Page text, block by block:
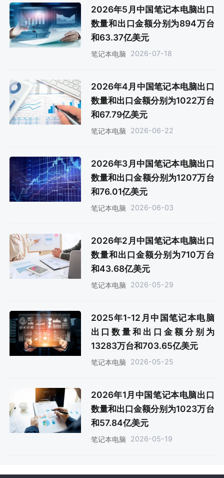
2026年5月中国笔记本电脑出口
数量和出口金额分别为894万台
和63.37亿美元
笔记本电脑 2026-07-18
2026年4月中国笔记本电脑出口
数量和出口金额分别为1022万台
和67.79亿美元
笔记本电脑 2026-06-22
2026年3月中国笔记本电脑出口
数量和出口金额分别为1207万台
和76.01亿美元
笔记本电脑 2026-06-03
2026年2月中国笔记本电脑出口
数量和出口金额分别为710万台
和43.68亿美元
笔记本电脑 2026-05-29
2025年1-12月中国笔记本电脑
出口数量和出口金额分别为
13283万台和703.65亿美元
笔记本电脑 2026-05-25
2026年1月中国笔记本电脑出口
数量和出口金额分别为1023万台
和57.84亿美元
笔记本电脑 2026-05-19